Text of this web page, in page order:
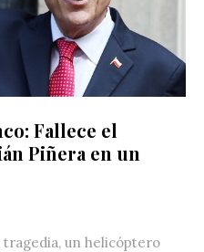
Fallece el
Piñera en un
un helicóptero